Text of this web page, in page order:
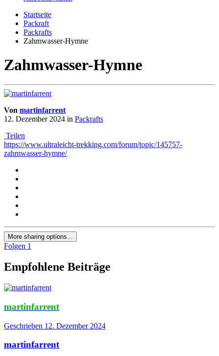
Startseite
Packraft
Packrafts
Zahmwasser-Hymne
Zahmwasser-Hymne
Von martinfarrent
12. Dezember 2024 in Packrafts
Teilen
https://www.ultraleicht-trekking.com/forum/topic/145757-
zahmwasser-hymne/
More sharing options...
Folgen 1
Empfohlene Beiträge
martinfarrent
Geschrieben 12. Dezember 2024
martinfarrent